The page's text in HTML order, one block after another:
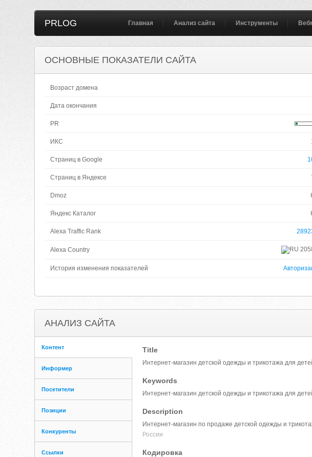
PRLOG Главная Анализ сайта Инструменты
ОСНОВНЫЕ ПОКАЗАТЕЛИ САЙТА
Возраст домена
Дата окончания
PR
ИКС
Страниц в Google
Страниц в Яндексе
Dmoz
Яндекс Каталог
Alexa Traffic Rank
Alexa Country
История изменения показателей
АНАЛИЗ САЙТА
Контент
Информер
Посетители
Позиции
Конкуренты
Ссылки
Title
Интернет-магазин детской одежды и трикотажа для
Keywords
Интернет-магазин детской одежды и трикотажа для
Description
Интернет-магазин по продаже детской одежды и
России
Кодировка